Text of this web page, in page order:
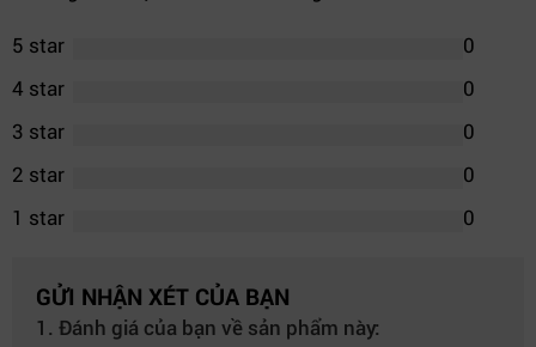
5 star
0
4 star
0
3 star
0
2 star
0
1 star
0
GỬI NHẬN XÉT CỦA BẠN
1. Đánh giá của bạn về sản phẩm này: